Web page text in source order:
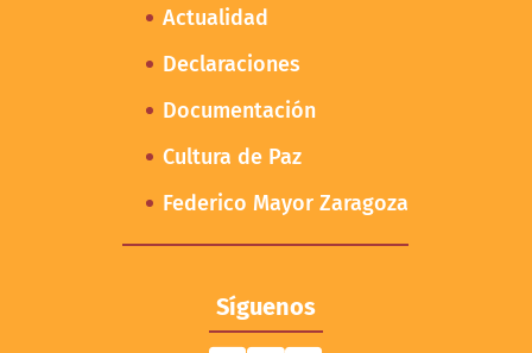
Actualidad
Declaraciones
Documentación
Cultura de Paz
Federico Mayor Zaragoza
Síguenos